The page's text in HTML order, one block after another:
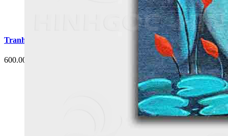
Tranh Treo Tường Phật Giáo - Đạo Giáo G10
600.000 đ